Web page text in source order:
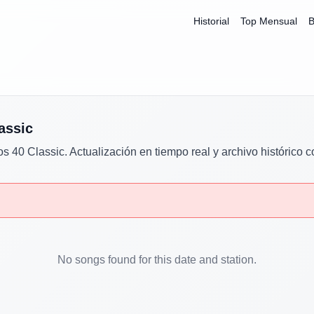
Historial Top Mensual
40 Classic. Actualización en tiempo real y archivo histórico
No songs found for this date and station.